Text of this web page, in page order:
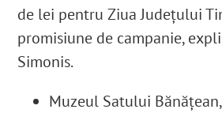
de lei pentru Ziua Județului
promisiune de campanie,
Simonis.
Muzeul Satului